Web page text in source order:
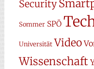
Security
Sommer SPÖ
Universität Video
Wissenschaft